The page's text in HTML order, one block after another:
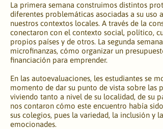
La primera semana construimos distintos
diferentes problemáticas asociadas a su
nuestros contextos locales. A través de la
conectaron con el contexto social, político,
propios países y de otros. La segunda
microfinanzas, cómo organizar un
financiación para emprender.
​En las autoevaluaciones, les estudiantes se
momento de dar su punto de vista sobre las
viviendo tanto a nivel de su localidad, de su
nos contaron cómo este encuentro había
sus colegios, pues la variedad, la inclusión y
emocionades.